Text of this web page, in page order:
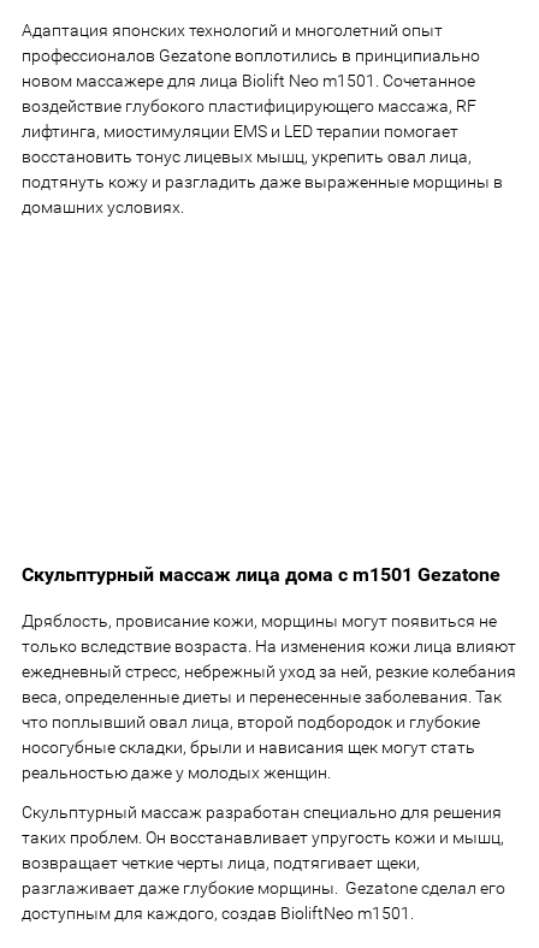
Адаптация японских технологий и многолетний опыт
профессионалов Gezatone воплотились в принципиально
новом массажере для лица Biolift Neo m1501. Сочетанное
воздействие глубокого пластифицирующего массажа, RF
лифтинга, миостимуляции EMS и LED терапии помогает
восстановить тонус лицевых мышц, укрепить овал лица,
подтянуть кожу и разгладить даже выраженные морщины в
домашних условиях.
Скульптурный массаж лица дома с m1501 Gezatone
Дряблость, провисание кожи, морщины могут появиться не
только вследствие возраста. На изменения кожи лица влияют
ежедневный стресс, небрежный уход за ней, резкие колебания
веса, определенные диеты и перенесенные заболевания. Так
что поплывший овал лица, второй подбородок и глубокие
носогубные складки, брыли и нависания щек могут стать
реальностью даже у молодых женщин.
Скульптурный массаж разработан специально для решения
таких проблем. Он восстанавливает упругость кожи и мышц,
возвращает четкие черты лица, подтягивает щеки,
разглаживает даже глубокие морщины. Gezatone сделал его
доступным для каждого, создав BioliftNeo m1501.